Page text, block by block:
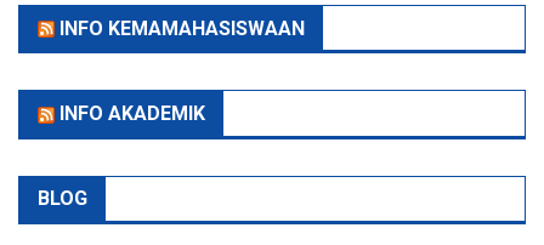
INFO KEMAMAHASISWAAN
INFO AKADEMIK
BLOG